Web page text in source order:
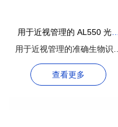
用于近视管理的 AL550 光学
生物计
用于近视管理的准确生物识别
测量
查看更多